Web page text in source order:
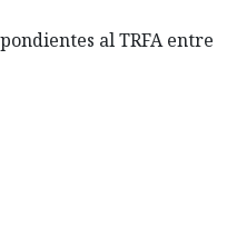
al TRFA entre